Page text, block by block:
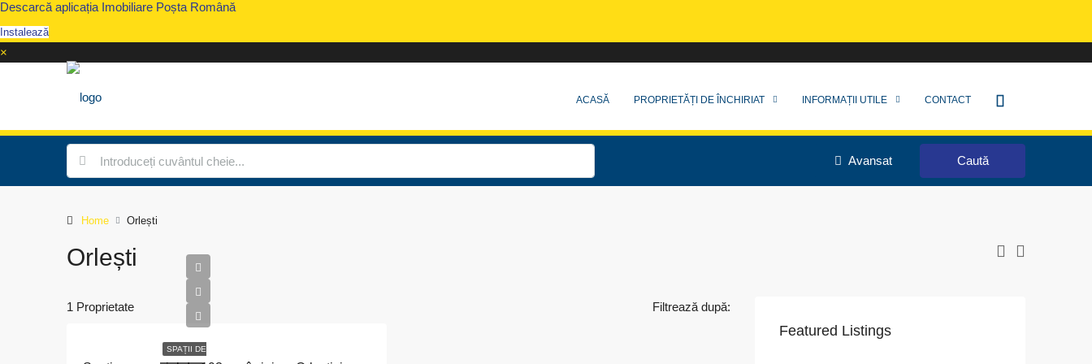
Descarcă aplicația Imobiliare Poșta Română
Instalează
×
ACASĂ PROPRIETĂȚI DE ÎNCHIRIAT INFORMAȚII UTILE CONTACT
Avansat Caută
Home Orlești
Orlești
1 Proprietate Filtrează după:
SPAȚII DE
Featured Listings